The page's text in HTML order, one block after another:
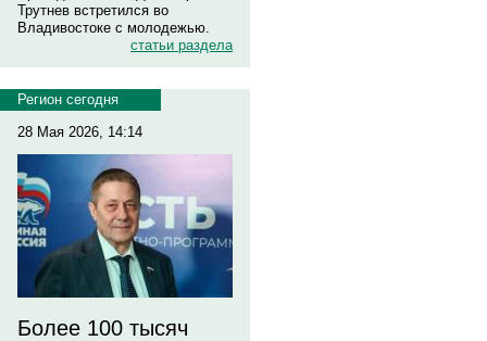
Трутнев встретился во
Владивостоке с молодежью.
статьи раздела
Регион сегодня
28 Мая 2026, 14:14
Более 100 тысяч